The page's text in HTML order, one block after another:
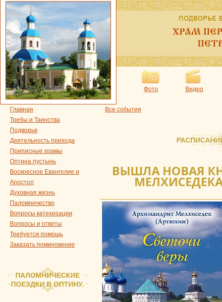
Фото Видео
Главная
Требы и Таинства
Подворье
Деятельность прихода
Приписные храмы
Оптина пустынь
Воскресное Евангелие и
Апостол
Духовная жизнь
Паломничество
Вопросы катехизации
Вопросы и ответы
Требуется помощь
Заказать поминовение
ПАЛОМНИЧЕСКИЕ
ПОЕЗДКИ В ОПТИНУ.
Все события
ВЫШЛА НОВАЯ